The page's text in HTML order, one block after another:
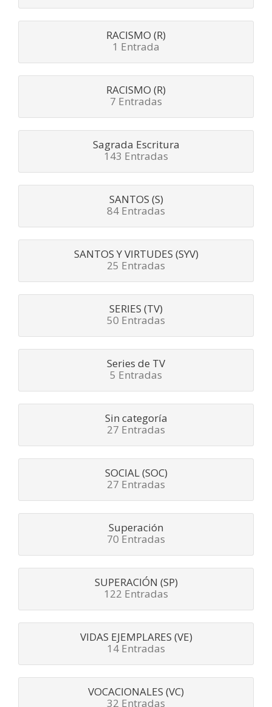
RACISMO (R)
1 Entrada
RACISMO (R)
7 Entradas
Sagrada Escritura
143 Entradas
SANTOS (S)
84 Entradas
SANTOS Y VIRTUDES (SYV)
25 Entradas
SERIES (TV)
50 Entradas
Series de TV
5 Entradas
Sin categoría
27 Entradas
SOCIAL (SOC)
27 Entradas
Superación
70 Entradas
SUPERACIÓN (SP)
122 Entradas
VIDAS EJEMPLARES (VE)
14 Entradas
VOCACIONALES (VC)
32 Entradas